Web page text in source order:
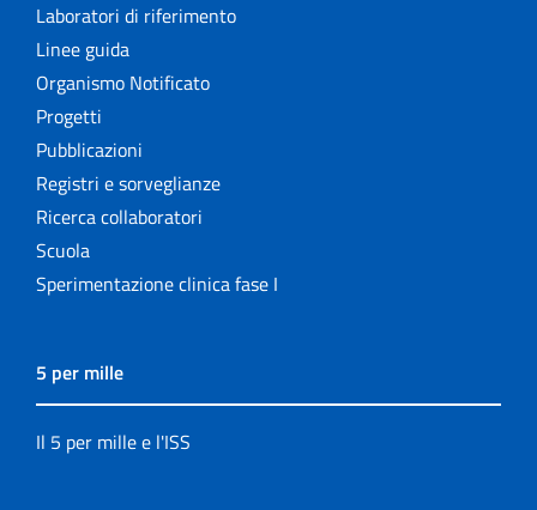
Laboratori di riferimento
Linee guida
Organismo Notificato
Progetti
Pubblicazioni
Registri e sorveglianze
Ricerca collaboratori
Scuola
Sperimentazione clinica fase I
5 per mille
Il 5 per mille e l'ISS